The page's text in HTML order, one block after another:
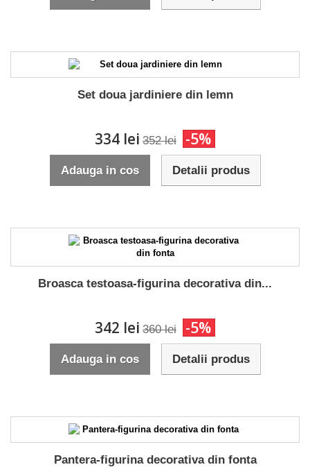
Set doua jardiniere din lemn
334 lei 352 lei -5%
Adauga in cos Detalii produs
Broasca testoasa-figurina decorativa din...
342 lei 360 lei -5%
Adauga in cos Detalii produs
Pantera-figurina decorativa din fonta